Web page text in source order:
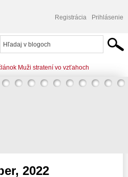
Registrácia Prihlásenie
Muži stratení vo vzťahoch
2022